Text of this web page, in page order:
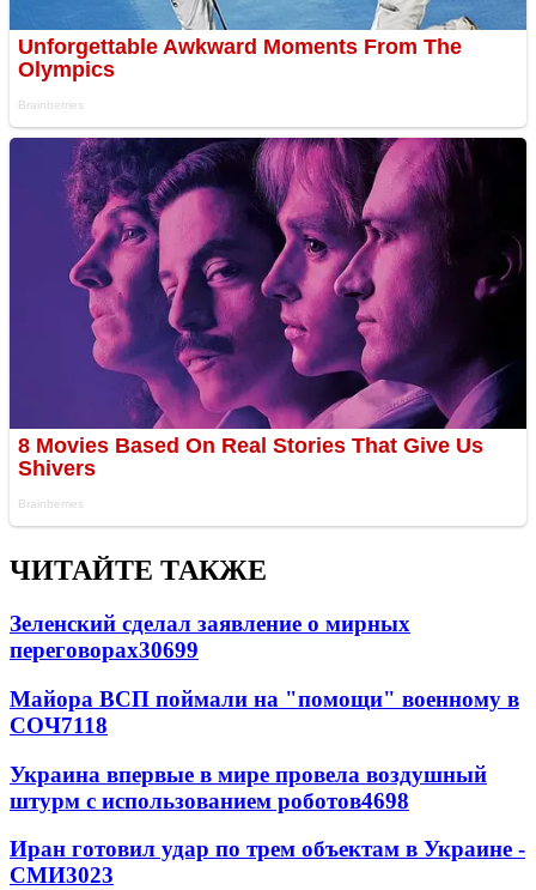
ЧИТАЙТЕ ТАКЖЕ
Зеленский сделал заявление о мирных
переговорах30699
Майора ВСП поймали на "помощи" военному в
СОЧ7118
Украина впервые в мире провела воздушный
штурм с использованием роботов4698
Иран готовил удар по трем объектам в Украине -
СМИ3023